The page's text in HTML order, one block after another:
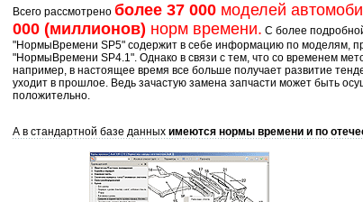
Всего рассмотрено более 37 000 моделей
000 (миллионов) норм времени. С более
"НормыВремени SP5" содержит в себе информацию по моделям,
"НормыВремени SP4.1". Однако в связи с тем, что со временем
например, в настоящее время все больше получает развитие
уходит в прошлое. Ведь зачастую замена запчасти может быть
положительно.
А в стандартной базе данных имеются нормы времени и по